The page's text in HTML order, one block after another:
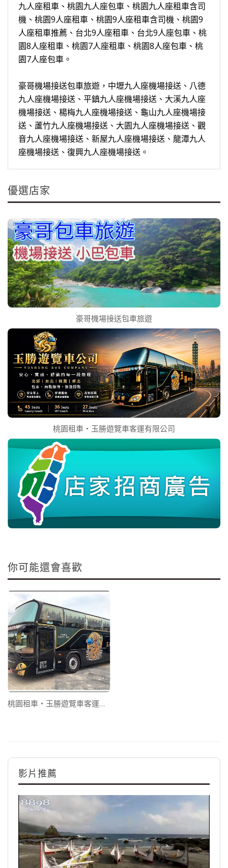
九人座租車、桃園九人座包車、桃園九人座租車含司
機、桃園9人座租車、桃園9人座租車含司機、桃園9
人座租車推薦、台北9人座租車、台北9人座包車、桃
園8人座租車、桃園7人座租車、桃園8人座包車、桃
園7人座包車。
豪哥機場接送包車旅遊，中壢九人座機場接送、八德
九人座機場接送、平鎮九人座機場接送、大溪九人座
機場接送、楊梅九人座機場接送、龜山九人座機場接
送、蘆竹九人座機場接送、大園九人座機場接送、觀
音九人座機場接送、新屋九人座機場接送、龍潭九人
座機場接送、復興九人座機場接送。
優選店家
豪哥機場接送包車旅遊
桃園租車‧玉勝遊覽車客運有限公司
你可能還會喜歡
桃園租車‧玉勝遊覽車客運有限公司
影片推薦